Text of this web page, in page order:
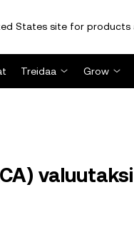
States site for products
Treidaa Grow